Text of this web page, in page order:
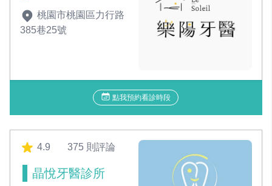
桃園市桃園區力行路
385巷25號
點我預約看診時段
4.9 375 則評論
晶悅牙醫診所